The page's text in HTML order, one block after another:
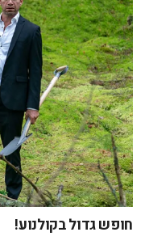
חופש גדול בקולנוע!